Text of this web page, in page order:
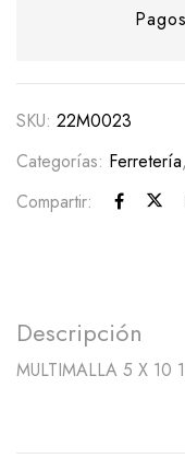
SKU: 22M0023
Categorías: Ferretería,
Compartir:
Descripción
MULTIMALLA 5 X 10